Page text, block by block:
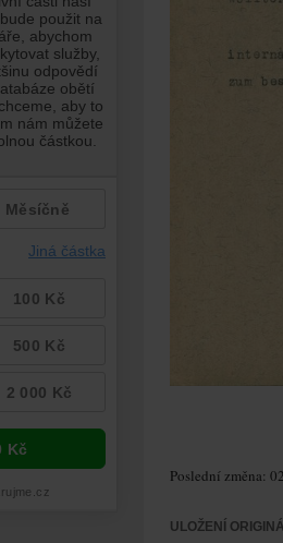
Poslední změna:
ULOŽENÍ